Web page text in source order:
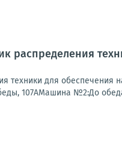
распределения
техники для
107АМашина №2:До